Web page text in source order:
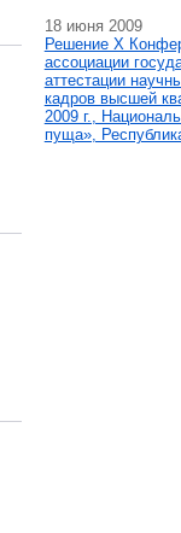
18 июня 2009
Решение X
ассоциации
аттестации
кадров высшей
2009 г.,
пуща»,